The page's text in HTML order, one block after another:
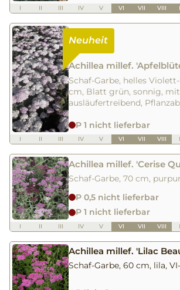
I II III IV V VI VII VIII
Achillea millef.
Schaf-Garbe, helles
cm, Blatt grün, sonnig,
ausläufertreibend,
P 1 nicht lieferbar
I II III IV V VI VII VIII
Achillea millef. 'Cerise
Schaf-Garbe, 70 cm,
P 0,5 nicht lieferbar
P 1 nicht lieferbar
I II III IV V VI VII VIII
Achillea millef. 'Lilac
Schaf-Garbe, 60 cm, lila,